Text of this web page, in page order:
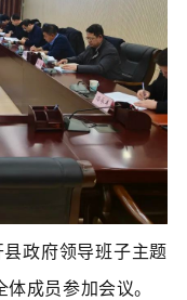
政府领导班子主题
成员参加会议。